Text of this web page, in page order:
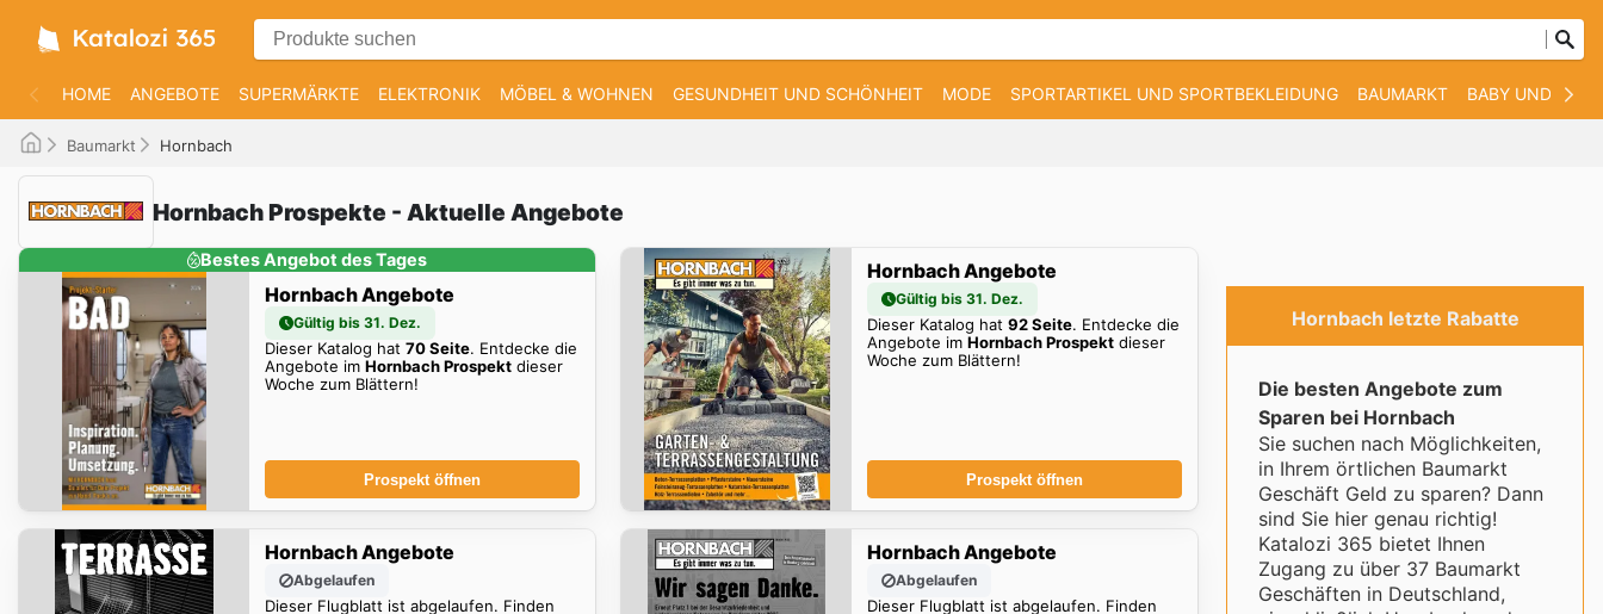
HOME ANGEBOTE SUPERMÄRKTE ELEKTRONIK MÖBEL & WOHNEN GESUNDHEIT UND SCHÖNHEIT MODE SPORTARTIKEL UND SPORTBEKLEIDUNG BAUMARKT BABY UND KIND
Baumarkt Hornbach
Hornbach Prospekte - Aktuelle Angebote
Bestes Angebot des Tages
Hornbach Angebote
Gültig bis 31. Dez.
Dieser Katalog hat 70 Seite. Entdecke die
Angebote im Hornbach Prospektdieser
Woche zum Blättern!
Prospekt öffnen
Hornbach Angebote
Gültig bis 31. Dez.
Dieser Katalog hat92 Seite. Entdecke die
Angebote imHornbach Prospekt dieser
Woche zum Blättern!
Prospekt öffnen
Hornbach Angebote
Abgelaufen
Dieser Flugblatt ist abgelaufen. Finden
Hornbach Angebote
Abgelaufen
Dieser Flugblatt ist abgelaufen. Finden
Hornbach letzte Rabatte
Die besten Angebote zum
Sparen bei Hornbach
Sie suchen nach Möglichkeiten,
in Ihrem örtlichen Baumarkt
Geschäft Geld zu sparen? Dann
sind Sie hier genau richtig!
Katalozi 365 bietet Ihnen
Zugang zu über 37 Baumarkt
Geschäften in Deutschland,